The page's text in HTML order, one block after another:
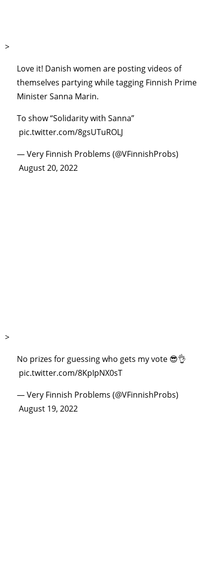
>
Love it! Danish women are posting videos of
themselves partying while tagging Finnish Prime
Minister Sanna Marin.
To show “Solidarity with Sanna”
pic.twitter.com/8gsUTuROLJ
— Very Finnish Problems (@VFinnishProbs)
August 20, 2022
>
No prizes for guessing who gets my vote 😎👌
pic.twitter.com/8KpIpNX0sT
— Very Finnish Problems (@VFinnishProbs)
August 19, 2022